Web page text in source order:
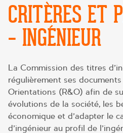
CRITÈRES ET
– INGÉNIEUR
La Commission des titres
régulièrement ses
Orientations (R&O) afin de
évolutions de la société, les
économique et d’adapter le
d’ingénieur au profil de